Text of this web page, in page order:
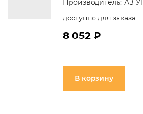
Производитель: АЗ
доступно для заказа
8 052 ₽
В корзину